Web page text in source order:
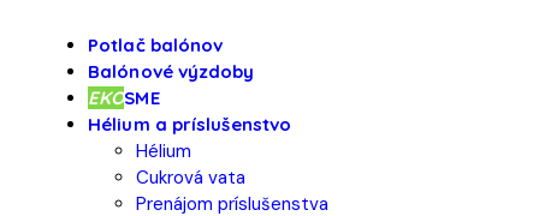
Potlač balónov
Balónové výzdoby
EKOSME
Hélium a príslušenstvo
Hélium
Cukrová vata
Prenájom príslušenstva